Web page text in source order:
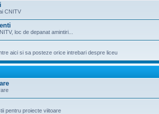
CNITV
loc de depanat amintiri...
aici si sa posteze orice intrebari despre liceu
pentru proiecte viitoare